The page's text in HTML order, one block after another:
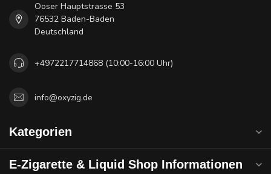
Ooser Hauptstrasse 53
76532 Baden-Baden
Deutschland
+4972217714868 (10:00-16:00 Uhr)
info@oxyzig.de
Kategorien
E-Zigarette & Liquid Shop Informationen